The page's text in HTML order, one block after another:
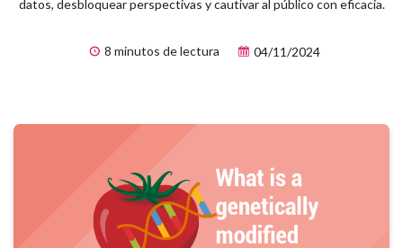
datos, desbloquear perspectivas y cautivar al público con eficacia.
8 minutos de lectura 04/11/2024